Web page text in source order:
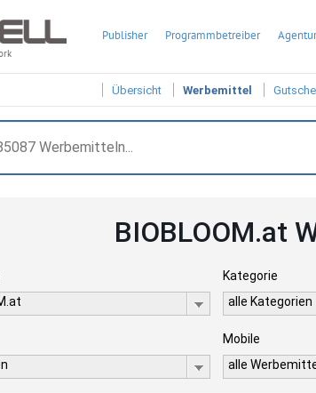
Publisher Programmbetreiber Agentur
Übersicht Werbemittel
BIOBLOOM.at
Kategorie
alle Kategorien
Mobile
alle